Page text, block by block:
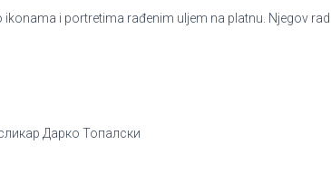
i portretima rađenim uljem na platnu. Njegov
Дарко Топалски